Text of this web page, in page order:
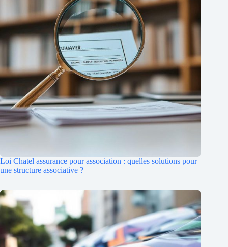
Loi Chatel assurance pour association : quelles solutions pour
une structure associative ?